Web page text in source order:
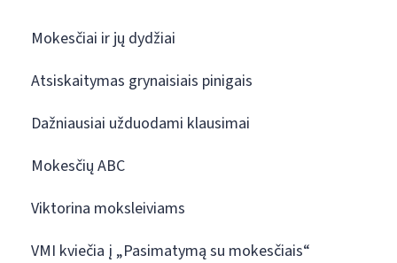
Mokesčiai ir jų dydžiai
Atsiskaitymas grynaisiais pinigais
Dažniausiai užduodami klausimai
Mokesčių ABC
Viktorina moksleiviams
VMI kviečia į „Pasimatymą su mokesčiais“